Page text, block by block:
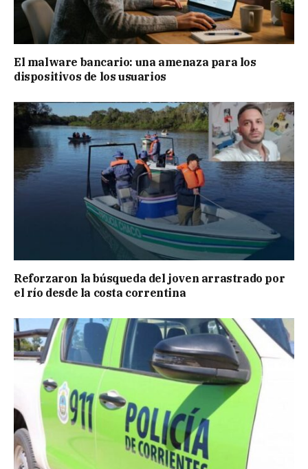
El malware bancario: una amenaza para los
dispositivos de los usuarios
Reforzaron la búsqueda del joven arrastrado por
el río desde la costa correntina